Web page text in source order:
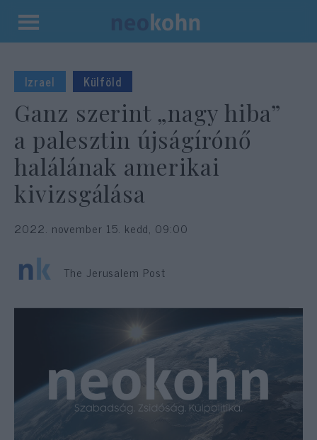
Kilépés
tartalomba
Izrael Külföld
Ganz szerint „nagy hiba”
a palesztin újságírónő
halálának amerikai
kivizsgálása
2022. november 15. kedd, 09:00
The Jerusalem Post